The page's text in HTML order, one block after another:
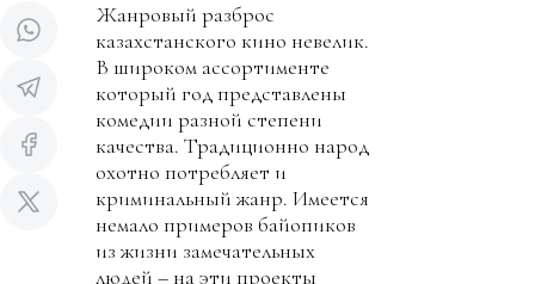
Жанровый разброс
казахстанского кино невелик.
В широком ассортименте
который год представлены
комедии разной степени
качества. Традиционно народ
охотно потребляет и
криминальный жанр. Имеется
немало примеров байопиков
из жизни замечательных
людей – на эти проекты